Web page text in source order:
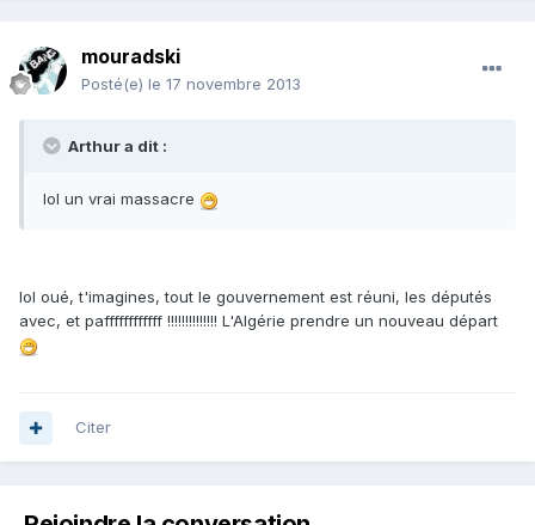
mouradski
Posté(e) le 17 novembre 2013
Arthur a dit :
lol un vrai massacre
lol oué, t'imagines, tout le gouvernement est réuni, les députés
avec, et paffffffffffff !!!!!!!!!!!!!! L'Algérie prendre un nouveau départ
Citer